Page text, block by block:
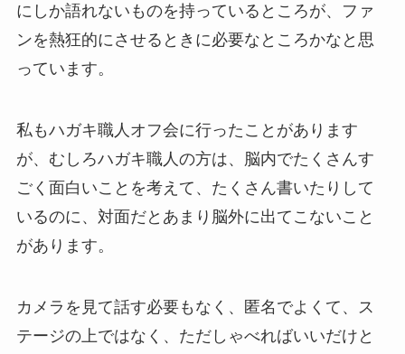
にしか語れないものを持っているところが、ファ
ンを熱狂的にさせるときに必要なところかなと思
っています。
私もハガキ職人オフ会に行ったことがあります
が、むしろハガキ職人の方は、脳内でたくさんす
ごく面白いことを考えて、たくさん書いたりして
いるのに、対面だとあまり脳外に出てこないこと
があります。
カメラを見て話す必要もなく、匿名でよくて、ス
テージの上ではなく、ただしゃべればいいだけと